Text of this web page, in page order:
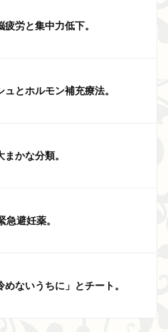
労と集中力低下。
とホルモン補充療法。
かな分類。
急避妊薬。
めないうちに」とチート。